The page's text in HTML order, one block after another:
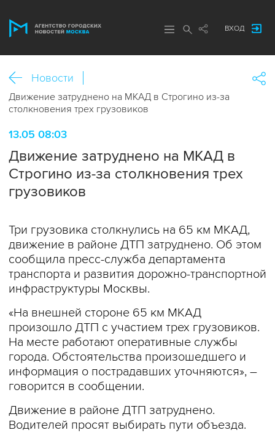
ВХОД
Новости
Движение затруднено на МКАД в Строгино из-за
столкновения трех грузовиков
13.05 08:03
Движение затруднено на МКАД в
Строгино из-за столкновения трех
грузовиков
Три грузовика столкнулись на 65 км МКАД,
движение в районе ДТП затруднено. Об этом
сообщила пресс-служба департамента
транспорта и развития дорожно-транспортной
инфраструктуры Москвы.
«На внешней стороне 65 км МКАД
произошло ДТП с участием трех грузовиков.
На месте работают оперативные службы
города. Обстоятельства произошедшего и
информация о пострадавших уточняются», –
говорится в сообщении.
Движение в районе ДТП затруднено.
Водителей просят выбирать пути объезда.